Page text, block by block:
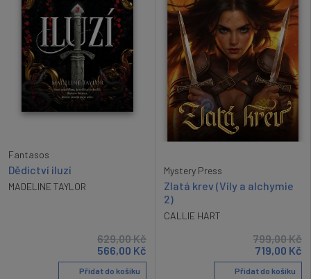
Fantasos
Dědictví iluzí
MADELINE TAYLOR
629,00Kč
566,00 Kč
Přidat do košíku
Mystery Press
Zlatá krev (Víly a alchymie
2)
CALLIE HART
799,00Kč
719,00 Kč
Přidat do košíku